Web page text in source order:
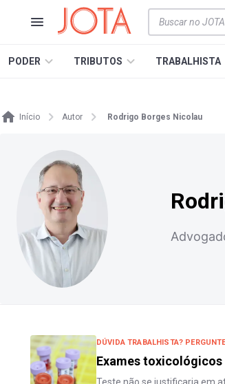
PODER TRIBUTOS TRABALHISTA
Início Autor Rodrigo Borges Nicolau
DÚVIDA TRABALHISTA?
Exames